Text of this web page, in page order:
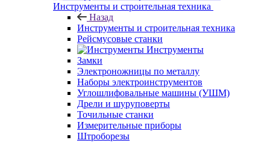
Инструменты и строительная техника
Назад
Инструменты и строительная техника
Рейсмусовые станки
Инструменты
Замки
Электроножницы по металлу
Наборы электроинструментов
Углошлифовальные машины (УШМ)
Дрели и шуруповерты
Точильные станки
Измерительные приборы
Штроборезы